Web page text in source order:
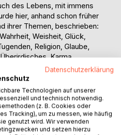
des Lebens, mit immens
hier, anhand schon früher
ihrer Themen, beschrieben:
Weisheit, Glück,
Religion, Glaube,
Karma,
Paradies, Hölle, Gefühle,
Reichtum, Lebenssinn,
Katastrophen, Krankheit,
Macht, Krieg, Terror,
Freundschaft, Toleranz,
wurde nicht berührt.
Datenschutzerklärung
Technologien auf unserer
und technisch notwendig.
(z. B. Cookies oder
Tracking), um zu messen, wie häufig
genutzt wird. Wir verwenden
und setzen hierzu